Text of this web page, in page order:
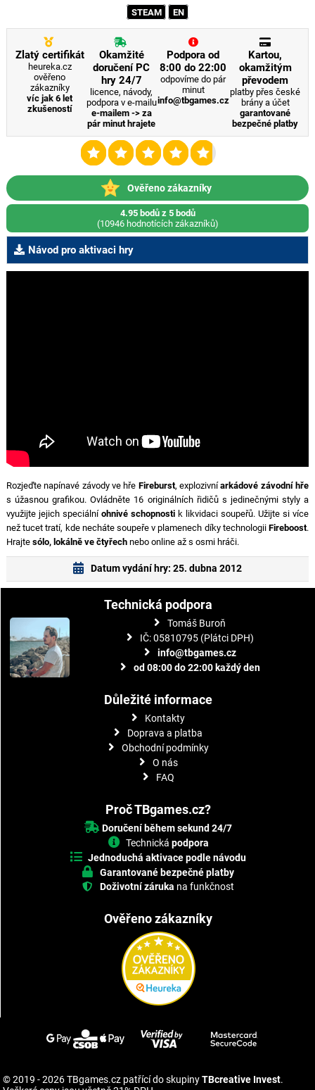
STEAM EN
Zlatý certifikát
heureka.cz
ověřeno
zákazníky
víc jak 6 let
zkušeností
Okamžité
doručení PC
hry 24/7
licence, návody,
podpora v e-mailu
e-mailem -> za
pár minut hrajete
Podpora od
8:00 do 22:00
odpovíme do pár
minut
info@tbgames.cz
Kartou,
okamžitým
převodem
platby přes české
brány a účet
garantované
bezpečné platby
Ověřeno zákazníky
4.95 bodů z 5 bodů
(10946 hodnotících zákazníků)
Návod pro aktivaci hry
Rozjeďte napínavé závody ve hře Fireburst, explozivníarkádové závodní hře
s úžasnou grafikou. Ovládněte 16 originálních řidičů s jedinečnými styly a
využijte jejich speciální ohnivé schopnosti k likvidaci soupeřů. Užijte si více
než tucet tratí, kde necháte soupeře v plamenech díky technologiiFireboost.
Hrajte sólo, lokálně ve čtyřechnebo online až s osmi hráči.
Datum vydání hry: 25. dubna 2012
Technická podpora
Tomáš Buroň
IČ: 05810795 (Plátci DPH)
info@tbgames.cz
od 08:00 do 22:00 každý den
Důležité informace
Kontakty
Doprava a platba
Obchodní podmínky
O nás
FAQ
Proč TBgames.cz?
Doručení během sekund 24/7
Technická podpora
Jednoduchá aktivace podle návodu
Garantované bezpečné platby
Doživotní záruka na funkčnost
Ověřeno zákazníky
© 2019 - 2026 TBgames.cz patřící do skupinyTBcreative Invest.